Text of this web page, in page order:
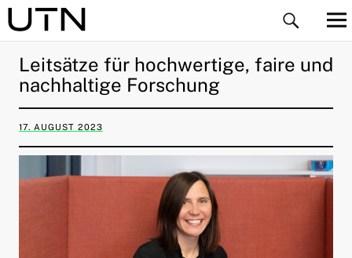
Menü aufklappen
Menü aufklappen
Leitsätze für hochwertige, faire und
nachhaltige Forschung
17. AUGUST 2023